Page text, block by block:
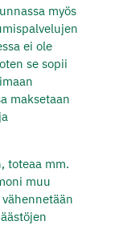
myös
ei ole
se sopii
maksetaan
toteaa mm.
muu